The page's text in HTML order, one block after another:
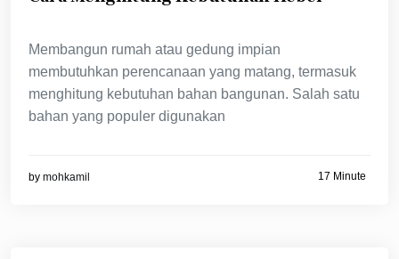
Membangun rumah atau gedung impian
membutuhkan perencanaan yang matang, termasuk
menghitung kebutuhan bahan bangunan. Salah satu
bahan yang populer digunakan
by mohkamil 17 Minute